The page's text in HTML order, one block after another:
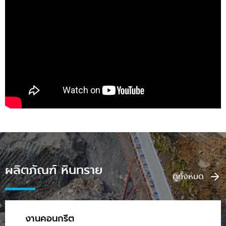
ผลิตภัณฑ์ หินทราย ดูทั้งหมด
งานคอนกรีต